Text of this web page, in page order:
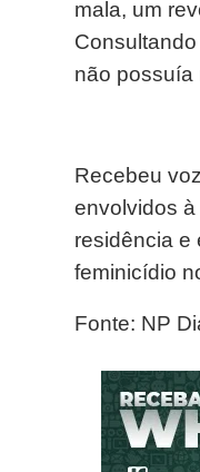
mala, um
não possuía
Recebeu
envolvidos
residência e
feminicídio
Fonte: NP